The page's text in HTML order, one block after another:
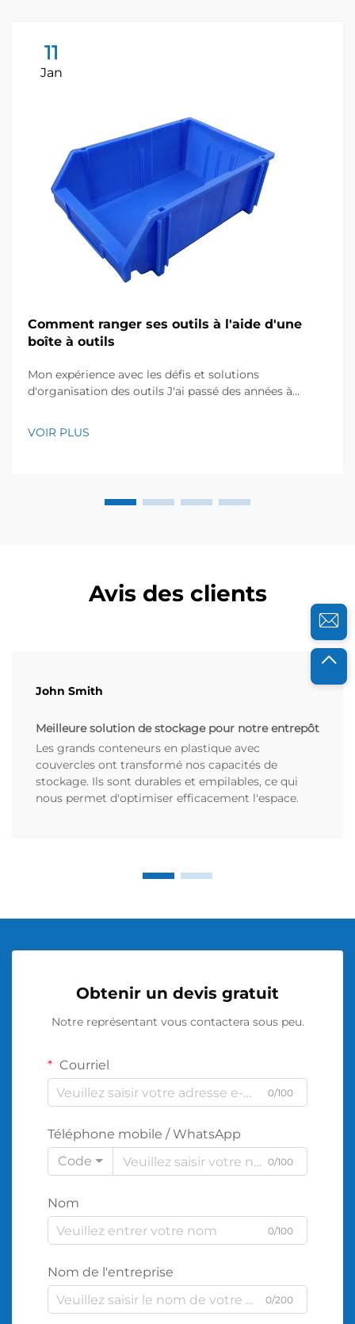
11
Jan
Comment ranger ses outils à l'aide d'une
boîte à outils
Mon expérience avec les défis et solutions
d'organisation des outils J'ai passé des années à
l'impact négatif du désordre causé par les outils mal
VOIR PLUS
Avis des clients
John Smith
Meilleure solution de stockage pour notre entrepôt
Les grands conteneurs en plastique avec
couvercles ont transformé nos capacités de
stockage. Ils sont durables et empilables, ce qui
nous permet d'optimiser efficacement l'espace.
Obtenir un devis gratuit
Notre représentant vous contactera sous peu.
Courriel
0/100
Téléphone mobile / WhatsApp
Code
0/100
Nom
0/100
Nom de l'entreprise
0/200